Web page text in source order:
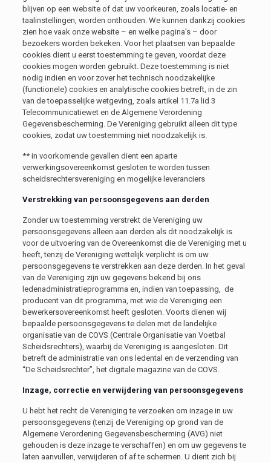
blijven op een website of dat uw voorkeuren, zoals locatie- en
taalinstellingen, worden onthouden. We kunnen dankzij cookies
zien hoe vaak onze website – en welke pagina’s – door
bezoekers worden bekeken. Voor het plaatsen van bepaalde
cookies dient u eerst toestemming te geven, voordat deze
cookies mogen worden gebruikt. Deze toestemming is niet
nodig indien en voor zover het technisch noodzakelijke
(functionele) cookies en analytische cookies betreft, in de zin
van de toepasselijke wetgeving, zoals artikel 11.7a lid 3
Telecommunicatiewet en de Algemene Verordening
Gegevensbescherming. De Vereniging gebruikt alleen dit type
cookies, zodat uw toestemming niet noodzakelijk is.
** in voorkomende gevallen dient een aparte
verwerkingsovereenkomst gesloten te worden tussen
scheidsrechtersvereniging en mogelijke leveranciers
Verstrekking van persoonsgegevens aan derden
Zonder uw toestemming verstrekt de Vereniging uw
persoonsgegevens alleen aan derden als dit noodzakelijk is
voor de uitvoering van de Overeenkomst die de Vereniging met u
heeft, tenzij de Vereniging wettelijk verplicht is om uw
persoonsgegevens te verstrekken aan deze derden. In het geval
van de Vereniging zijn uw gegevens bekend bij ons
ledenadministratieprogramma en, indien van toepassing, de
producent van dit programma, met wie de Vereniging een
bewerkersovereenkomst heeft gesloten. Voorts dienen wij
bepaalde persoonsgegevens te delen met de landelijke
organisatie van de COVS (Centrale Organisatie van Voetbal
Scheidsrechters), waarbij de Vereniging is aangesloten. Dit
betreft de administratie van ons ledental en de verzending van
“De Scheidsrechter”, het digitale magazine van de COVS.
Inzage, correctie en verwijdering van persoonsgegevens
U hebt het recht de Vereniging te verzoeken om inzage in uw
persoonsgegevens (tenzij de Vereniging op grond van de
Algemene Verordening Gegevensbescherming (AVG) niet
gehouden is deze inzage te verschaffen) en om uw gegevens te
laten aanvullen, verwijderen of af te schermen. U dient zich bij